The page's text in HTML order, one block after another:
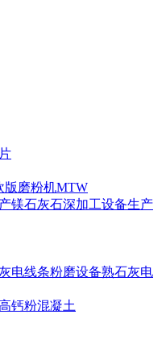
版磨粉机MTW
镁石灰石深加工设备生产
电线条粉磨设备熟石灰电
钙粉混凝土